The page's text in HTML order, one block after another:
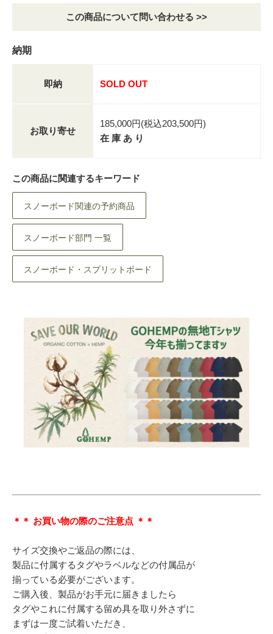
この商品について問い合わせる >>
納期
即納 SOLD OUT
お取り寄せ
185,000円(税込203,500円)
在 庫 あ り
この商品に関連するキーワード
スノーボード関連の予約商品
スノーボード部門 一覧
スノーボード・スプリットボード
＊＊ お買い物の際のご注意点 ＊＊
サイズ交換やご返品の際には、
製品に付属するタグやラベルなどの付属品が
揃っている必要がございます。
ご購入後、製品がお手元に届きましたら
タグやこれに付属する留め具を取り外さずに
まずは一度ご試着いただき、